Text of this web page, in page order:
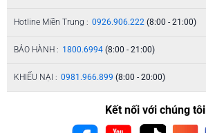
Hotline Miền Trung : 0926.906.222 (8:00 - 21:00)
BẢO HÀNH : 1800.6994 (8:00 - 21:00)
KHIẾU NẠI : 0981.966.899 (8:00 - 20:00)
Kết nối với chúng tôi